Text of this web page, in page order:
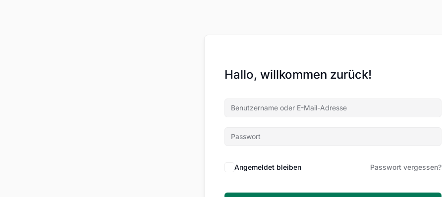
Hallo, willkommen zurück!
Angemeldet bleiben Passwort vergessen?